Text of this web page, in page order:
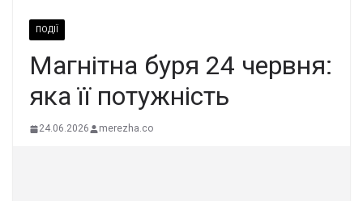
ПОДІЇ
Магнітна буря 24 червня:
яка її потужність
24.06.2026 merezha.co